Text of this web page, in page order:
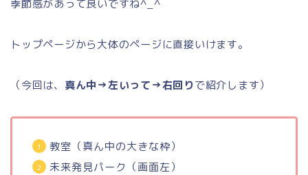
季節感があって良いですね^_^
トップページから大体のページに直接いけます。
（今回は、 真ん中→左いって→右回りで紹介します）
教室（真ん中の大きな枠）
未来発見パーク（画面左）